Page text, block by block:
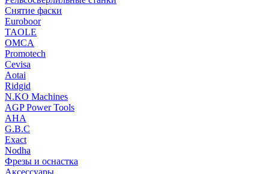
Снятие фаски
Euroboor
TAOLE
OMCA
Promotech
Cevisa
Aotai
Ridgid
N.KO Machines
AGP Power Tools
AHA
G.B.C
Exact
Nodha
Фрезы и оснастка
Аксессуары